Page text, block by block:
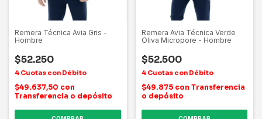
Remera Técnica Avia Gris -
Hombre
$52.250
$49.637,50 con
Transferencia o depósito
Remera Avia Técnica Verde
Oliva Micropore - Hombre
$52.500
$49.875 con Transferencia
o depósito